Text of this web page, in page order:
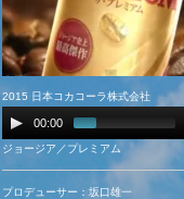
2015 日本コカコーラ株式会社
00:00
ジョージア／プレミアム
プロデューサー：坂口雄一